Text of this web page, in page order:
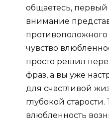
общаетесь,
внимание
чувство
просто решил
фраз, а вы уже
для счастливой
глубокой старости.
влюбленность